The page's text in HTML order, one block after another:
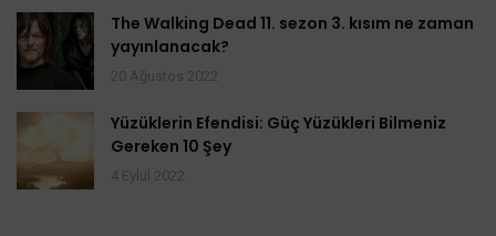
The Walking Dead 11. sezon 3. kısım ne zaman
yayınlanacak?
Yüzüklerin Efendisi: Güç Yüzükleri Bilmeniz
Gereken 10 Şey